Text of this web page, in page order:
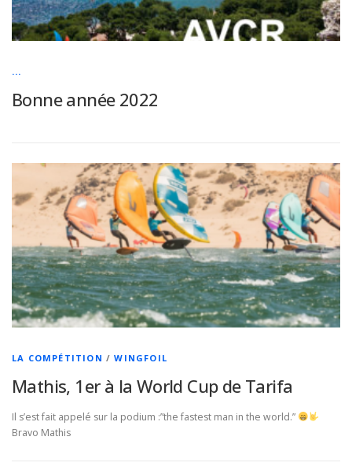
...
Bonne année 2022
LA COMPÉTITION /WINGFOIL
Mathis, 1er à la World Cup de Tarifa
Il s’est fait appelé sur la podium :”the fastest man in the world.”
Bravo Mathis